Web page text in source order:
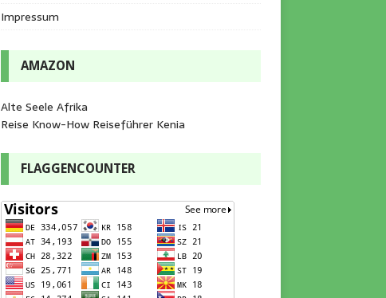
Impressum
AMAZON
Alte Seele Afrika
Reise Know-How Reiseführer Kenia
FLAGGENCOUNTER